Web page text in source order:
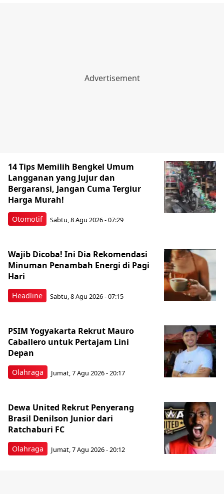
Otomotif
14 Tips Memilih Bengkel Umum
Langganan yang Jujur dan
Bergaransi, Jangan Cuma Tergiur
Harga Murah!
Sabtu, 8 Agu 2026 - 07:29
Headline
Wajib Dicoba! Ini Dia Rekomendasi
Minuman Penambah Energi di Pagi
Hari
Sabtu, 8 Agu 2026 - 07:15
Olahraga
PSIM Yogyakarta Rekrut Mauro
Caballero untuk Pertajam Lini
Depan
Jumat, 7 Agu 2026 - 20:17
Olahraga
Dewa United Rekrut Penyerang
Brasil Denilson Junior dari
Ratchaburi FC
Jumat, 7 Agu 2026 - 20:12